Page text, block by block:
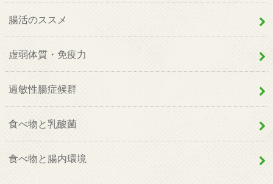
腸活のススメ
虚弱体質・免疫力
過敏性腸症候群
食べ物と乳酸菌
食べ物と腸内環境